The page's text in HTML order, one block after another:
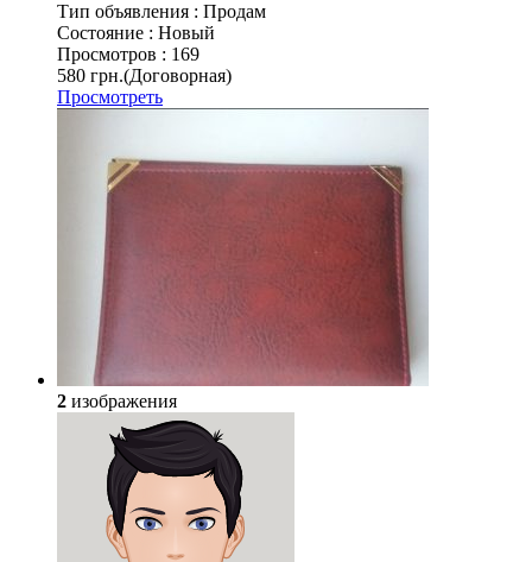
Тип объявления : Продам
Состояние : Новый
Просмотров : 169
580 грн.(Договорная)
Просмотреть
2 изображения